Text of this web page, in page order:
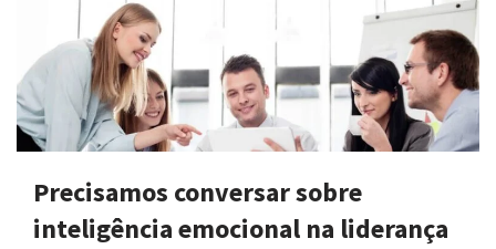
Precisamos conversar sobre
inteligência emocional na liderança